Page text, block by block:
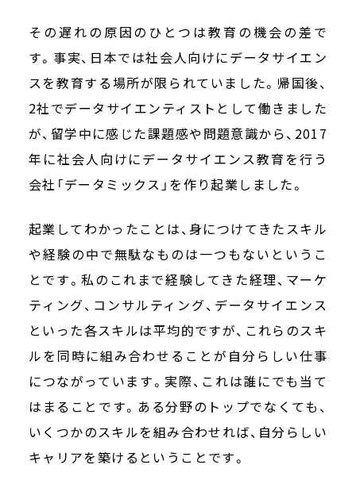
その遅れの原因のひとつは教育の機会の差で
す。事実、日本では社会人向けにデータサイエン
スを教育する場所が限られていました。帰国後、
2社でデータサイエンティストとして働きました
が、留学中に感じた課題感や問題意識から、2017
年に社会人向けにデータサイエンス教育を行う
会社「データミックス」を作り起業しました。
起業してわかったことは、身につけてきたスキル
や経験の中で無駄なものは一つもないというこ
とです。私のこれまで経験してきた経理、マーケ
ティング、コンサルティング、データサイエンス
といった各スキルは平均的ですが、これらのスキ
ルを同時に組み合わせることが自分らしい仕事
につながっています。実際、これは誰にでも当て
はまることです。ある分野のトップでなくても、
いくつかのスキルを組み合わせれば、自分らしい
キャリアを築けるということです。